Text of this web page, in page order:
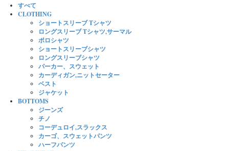
すべて
CLOTHING
ショートスリーブ Tシャツ
ロングスリーブ Tシャツ,サーマル
ポロシャツ
ショートスリーブシャツ
ロングスリーブシャツ
パーカー、スウェット
カーディガン,ニットセーター
ベスト
ジャケット
BOTTOMS
ジーンズ
チノ
コーデュロイ,スラックス
カーゴ、スウェットパンツ
ハーフパンツ